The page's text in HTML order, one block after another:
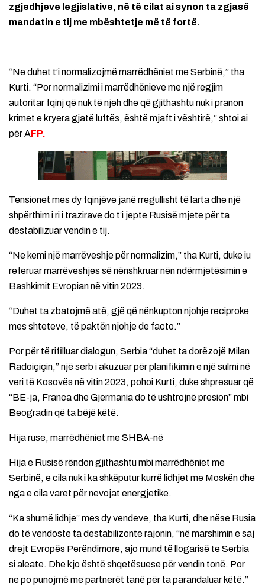
zgjedhjeve legjislative, në të cilat ai synon ta zgjasë
mandatin e tij me mbështetje më të fortë.
“Ne duhet t’i normalizojmë marrëdhëniet me Serbinë,” tha
Kurti. “Por normalizimi i marrëdhënieve me një regjim
autoritar fqinj që nuk të njeh dhe që gjithashtu nuk i pranon
krimet e kryera gjatë luftës, është mjaft i vështirë,” shtoi ai
për AFP.
Tensionet mes dy fqinjëve janë rregullisht të larta dhe një
shpërthim i ri i trazirave do t’i jepte Rusisë mjete për ta
destabilizuar vendin e tij.
“Ne kemi një marrëveshje për normalizim,” tha Kurti, duke iu
referuar marrëveshjes së nënshkruar nën ndërmjetësimin e
Bashkimit Evropian në vitin 2023.
“Duhet ta zbatojmë atë, gjë që nënkupton njohje reciproke
mes shteteve, të paktën njohje de facto.”
Por për të rifilluar dialogun, Serbia “duhet ta dorëzojë Milan
Radoiçiçin,” një serb i akuzuar për planifikimin e një sulmi në
veri të Kosovës në vitin 2023, pohoi Kurti, duke shpresuar që
“BE-ja, Franca dhe Gjermania do të ushtrojnë presion” mbi
Beogradin që ta bëjë këtë.
Hija ruse, marrëdhëniet me SHBA-në
Hija e Rusisë rëndon gjithashtu mbi marrëdhëniet me
Serbinë, e cila nuk i ka shkëputur kurrë lidhjet me Moskën dhe
nga e cila varet për nevojat energjetike.
“Ka shumë lidhje” mes dy vendeve, tha Kurti, dhe nëse Rusia
do të vendoste ta destabilizonte rajonin, “në marshimin e saj
drejt Evropës Perëndimore, ajo mund të llogarisë te Serbia
si aleate. Dhe kjo është shqetësuese për vendin tonë. Por
ne po punojmë me partnerët tanë për ta parandaluar këtë.”